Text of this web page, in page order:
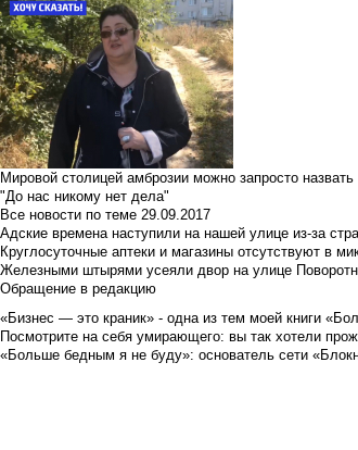
Мировой столицей амброзии можно запросто
"До нас никому нет дела"
Все новости по теме 29.09.2017
Адские времена наступили на нашей улице из-за
Круглосуточные аптеки и магазины отсутствуют в
Железными штырями усеяли двор на улице
Обращение в редакцию
«Бизнес — это краник» - одна из тем моей книги
Посмотрите на себя умирающего: вы так хотели
«Больше бедным я не буду»: основатель сети